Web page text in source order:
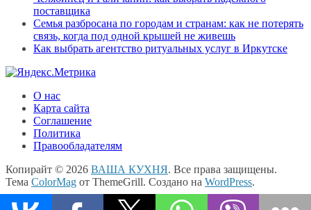
поставщика
Семья разбросана по городам и странам: как не потерять
связь, когда под одной крышей не живешь
Как выбрать агентство ритуальных услуг в Иркутске
О нас
Карта сайта
Соглашение
Политика
Правообладателям
Копирайт © 2026 ВАША КУХНЯ. Все права защищены.
Тема ColorMag от ThemeGrill. Создано на WordPress.